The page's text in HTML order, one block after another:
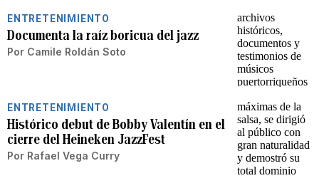
ENTRETENIMIENTO
Documenta la raíz boricua del jazz
Por Camile Roldán Soto
ENTRETENIMIENTO
Histórico debut de Bobby Valentín en el
cierre del Heineken JazzFest
Por Rafael Vega Curry